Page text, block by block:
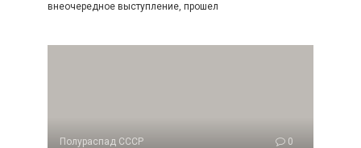
внеочередное выступление, прошел
Полураспад СССР 0